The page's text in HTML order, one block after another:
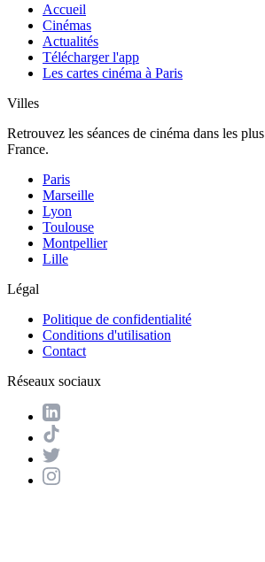
Accueil
Cinémas
Actualités
Télécharger l'app
Les cartes cinéma à Paris
Villes
Retrouvez les séances de cinéma dans les
France.
Paris
Marseille
Lyon
Toulouse
Montpellier
Lille
Légal
Politique de confidentialité
Conditions d'utilisation
Contact
Réseaux sociaux